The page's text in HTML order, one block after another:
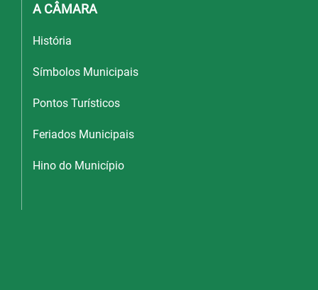
A CÂMARA
História
Símbolos Municipais
Pontos Turísticos
Feriados Municipais
Hino do Município